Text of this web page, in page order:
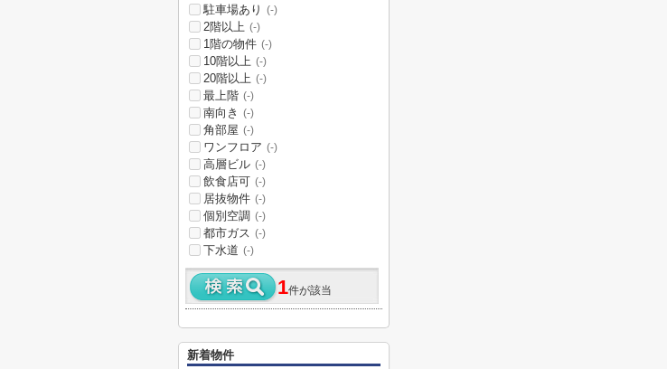
駐車場あり (-)
2階以上 (-)
1階の物件 (-)
10階以上 (-)
20階以上 (-)
最上階 (-)
南向き (-)
角部屋 (-)
ワンフロア (-)
高層ビル (-)
飲食店可 (-)
居抜物件 (-)
個別空調 (-)
都市ガス (-)
下水道 (-)
1件が該当
新着物件